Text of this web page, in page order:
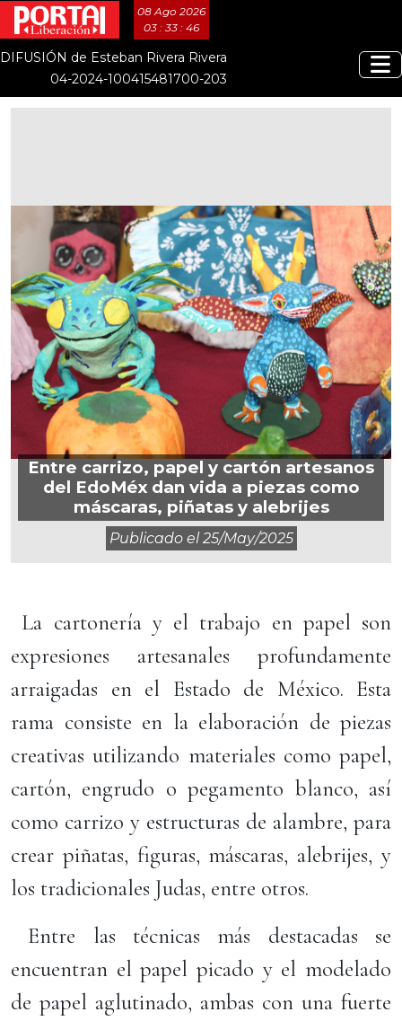
08 Ago 2026
03 : 33 : 47
DIFUSIÓN de Esteban Rivera Rivera
04-2024-100415481700-203
Entre carrizo, papel y cartón artesanos
del EdoMéx dan vida a piezas como
máscaras, piñatas y alebrijes
Publicado el25/may/2025
La cartonería y el trabajo en papel son
expresiones artesanales profundamente
arraigadas en el Estado de México. Esta
rama consiste en la elaboración de piezas
creativas utilizando materiales como papel,
cartón, engrudo o pegamento blanco, así
como carrizo y estructuras de alambre, para
crear piñatas, figuras, máscaras, alebrijes, y
los tradicionales Judas, entre otros.
Entre las técnicas más destacadas se
encuentran el papel picado y el modelado
de papel aglutinado, ambas con una fuerte